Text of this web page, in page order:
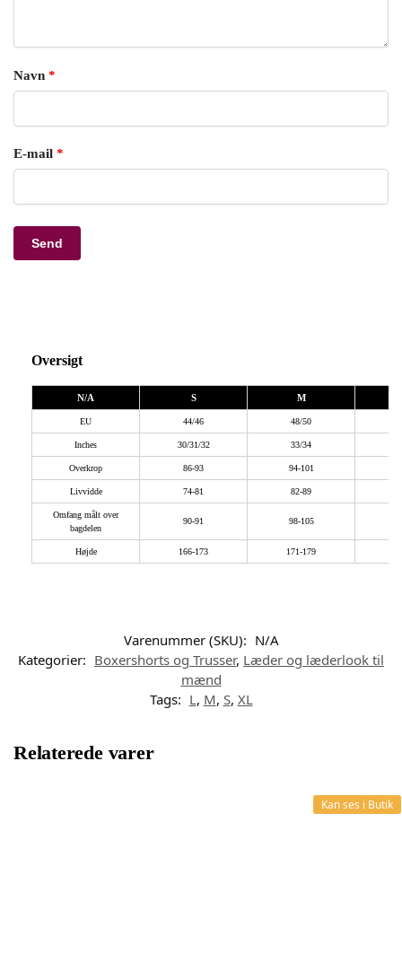
Navn *
E-mail *
Oversigt
N/A S M
EU 44/46 48/50
Inches 30/31/32 33/34
Overkrop 86-93 94-101
Livvidde 74-81 82-89
Omfang målt over
bagdelen
90-91 98-105
Højde 166-173 171-179
Varenummer (SKU): N/A
Kategorier: Boxershorts og Trusser, Læder og læderlook til
mænd
Tags: L, M, S, XL
Relaterede varer
Kan ses i Butik